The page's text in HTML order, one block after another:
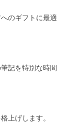
のギフトに最適
記を特別な時間
上げします。